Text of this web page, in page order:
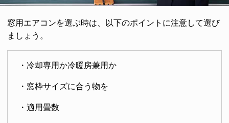
窓用エアコンを選ぶ時は、以下のポイントに注意して選び
ましょう。
・冷却専用か冷暖房兼用か
・窓枠サイズに合う物を
・適用畳数